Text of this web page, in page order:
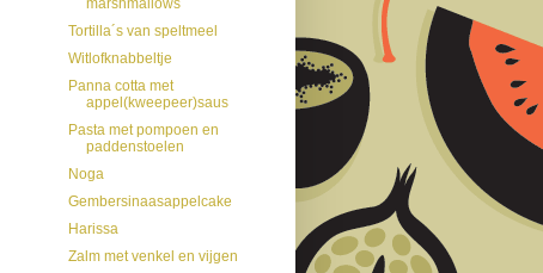
Tortilla´s van speltmeel
Witlofknabbeltje
Panna cotta met
appel(kweepeer)saus
Pasta met pompoen en
paddenstoelen
Noga
Gembersinaasappelcake
Harissa
Zalm met venkel en vijgen